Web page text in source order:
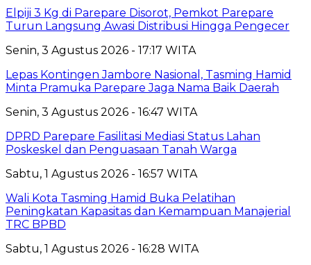
Elpiji 3 Kg di Parepare Disorot, Pemkot Parepare
Turun Langsung Awasi Distribusi Hingga Pengecer
Senin, 3 Agustus 2026 - 17:17 WITA
Lepas Kontingen Jambore Nasional, Tasming Hamid
Minta Pramuka Parepare Jaga Nama Baik Daerah
Senin, 3 Agustus 2026 - 16:47 WITA
DPRD Parepare Fasilitasi Mediasi Status Lahan
Poskeskel dan Penguasaan Tanah Warga
Sabtu, 1 Agustus 2026 - 16:57 WITA
Wali Kota Tasming Hamid Buka Pelatihan
Peningkatan Kapasitas dan Kemampuan Manajerial
TRC BPBD
Sabtu, 1 Agustus 2026 - 16:28 WITA